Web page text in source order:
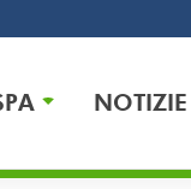
NOTIZIE